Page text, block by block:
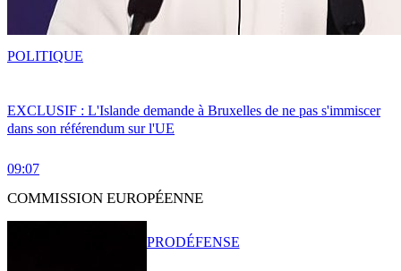
EXCLUSIF : L'Islande demande à Bruxelles de ne pas s'immiscer
dans son référendum sur l'UE
09:07
POLITIQUE
COMMISSION EUROPÉENNE
PRODÉFENSE